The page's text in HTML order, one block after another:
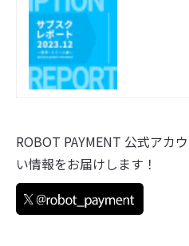
ROBOT PAYMENT 公式アカ
い情報をお届けします！